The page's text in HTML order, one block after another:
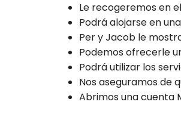
Le recogeremos en
Podrá alojarse en
Per y Jacob le
Podemos ofrecerle
Podrá utilizar los
Nos aseguramos de
Abrimos una cuenta